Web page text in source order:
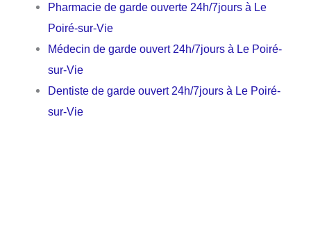
Pharmacie de garde ouverte 24h/7jours à Le
Poiré-sur-Vie
Médecin de garde ouvert 24h/7jours à Le Poiré-
sur-Vie
Dentiste de garde ouvert 24h/7jours à Le Poiré-
sur-Vie